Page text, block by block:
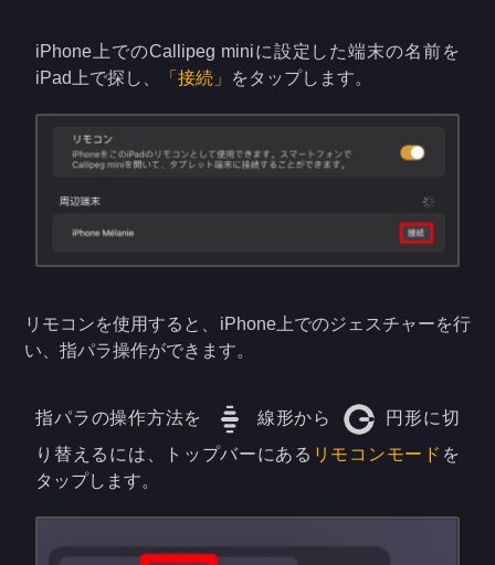
iPhone上でのCallipeg miniに設定した端末の名前を
iPad上で探し、
「接続」 をタップします。
リモコンを使用すると、iPhone上でのジェスチャーを行
い、指パラ操作ができます。
指パラの操作方法を 線形から
円形に切
り替えるには、トップバーにある リモコンモード を
タップします。